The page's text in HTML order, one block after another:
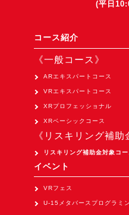
Apple Vision Pro アプリ開発
HoloLens 2 アプリ開発研修
《研究会》
XRビジネスフォーラム
《展示会》
TOKYO DIGICONX2026
（1/8～10東京ビッグサイト）
オートモーティブワールド2026
（1/21～23東京ビッグサイト
Tsumiki Community Day
(平日
コース紹介
《一般コース》
ARエキスパートコース
VRエキスパートコース
XRプロフェッショナル
XRベーシックコース
《リスキリング補助
リスキリング補助金対象コー
イベント
VRフェス
U-15メタバースプログラミ